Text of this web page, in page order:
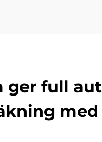
full